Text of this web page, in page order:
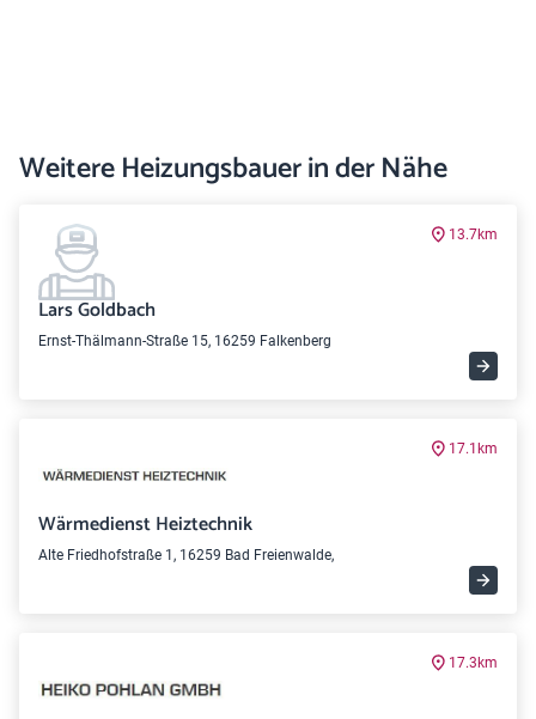
Weitere Heizungsbauer in der Nähe
13.7km
Lars Goldbach
Ernst-Thälmann-Straße 15, 16259 Falkenberg
17.1km
Wärmedienst Heiztechnik
Alte Friedhofstraße 1, 16259 Bad Freienwalde,
17.3km